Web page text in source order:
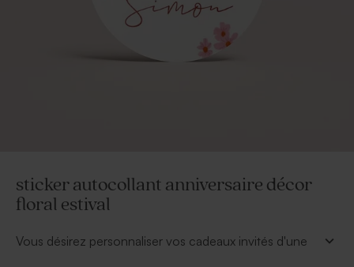
sticker autocollant anniversaire décor
floral estival
Vous désirez personnaliser vos cadeaux invités d'une